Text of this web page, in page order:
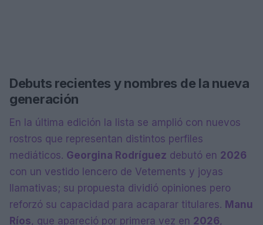
Debuts recientes y nombres de la nueva
generación
En la última edición la lista se amplió con nuevos
rostros que representan distintos perfiles
mediáticos. Georgina Rodríguez debutó en 2026
con un vestido lencero de Vetements y joyas
llamativas; su propuesta dividió opiniones pero
reforzó su capacidad para acaparar titulares. Manu
Ríos, que apareció por primera vez en 2026,